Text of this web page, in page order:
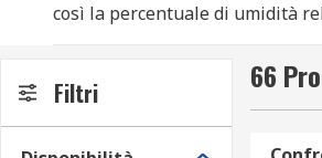
così la percentuale di umidità
per monitorare l’umidità e
Differenze fra
Filtri 66